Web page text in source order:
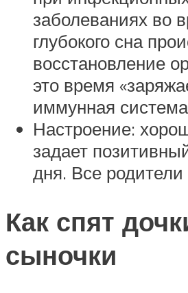
заболеваниях во
глубокого сна
восстановление
это время
иммунная
Настроение:
задает
дня. Все родители
Как спят
сыночки